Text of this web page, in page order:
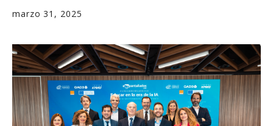
marzo 31, 2025